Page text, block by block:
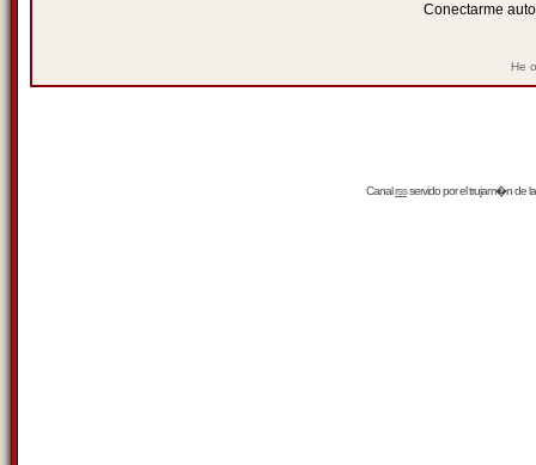
Conectarme
He
Canalrssservido por eltrujam�nde